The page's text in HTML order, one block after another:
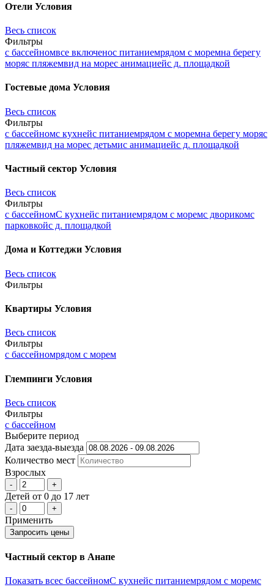
Отели Условия
Весь список
Фильтры
с бассейномвсе включенос питаниемрядом с моремна берегу
моряс пляжемвид на морес анимациейс д. площадкой
Гостевые дома Условия
Весь список
Фильтры
с бассейномс кухнейс питаниемрядом с моремна берегу моряс
пляжемвид на морес детьмис анимациейс д. площадкой
Частный сектор Условия
Весь список
Фильтры
с бассейномС кухнейс питаниемрядом с моремс дворикомс
парковкойс д. площадкой
Дома и Коттеджи Условия
Весь список
Фильтры
Квартиры Условия
Весь список
Фильтры
с бассейномрядом с морем
Глемпинги Условия
Весь список
Фильтры
с бассейном
Выберите период
Дата заезда-выезда
Количеcтво мест
Взрослых
- +
Детей от 0 до 17 лет
- +
Применить
Запросить цены
Частный сектор в Анапе
Показать всес бассейномС кухнейс питаниемрядом с моремс